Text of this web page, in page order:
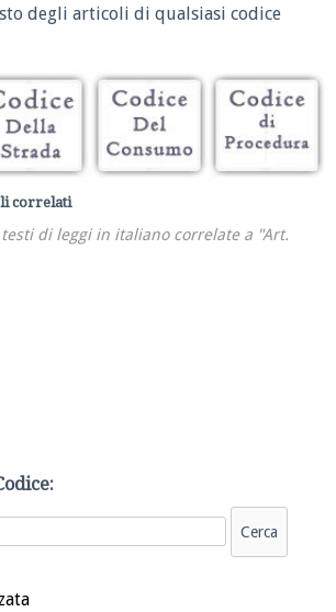
degli articoli di qualsiasi codice
correlati
di leggi in italiano correlate a "Art.